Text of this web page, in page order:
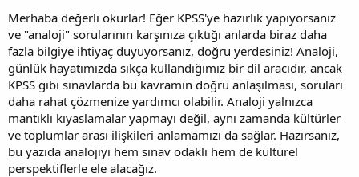
a
n
i
h
i
Merhaba değerli okurlar! Eğer KPSS'ye hazırlık yapıyorsanız
ve "analoji" sorularının karşınıza çıktığı anlarda biraz daha
fazla bilgiye ihtiyaç duyuyorsanız, doğru yerdesiniz! Analoji,
günlük hayatımızda sıkça kullandığımız bir dil aracıdır, ancak
KPSS gibi sınavlarda bu kavramın doğru anlaşılması, soruları
daha rahat çözmenize yardımcı olabilir. Analoji yalnızca
mantıklı kıyaslamalar yapmayı değil, aynı zamanda kültürler
ve toplumlar arası ilişkileri anlamamızı da sağlar. Hazırsanız,
bu yazıda analojiyi hem sınav odaklı hem de kültürel
perspektiflerle ele alacağız.